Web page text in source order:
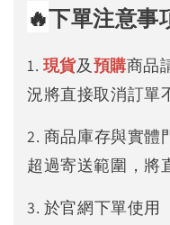
🔥下單注意事
1. 現貨及預購商品
況將直接取消訂單
2. 商品庫存與實體
超過寄送範圍，將
3. 於官網下單使用